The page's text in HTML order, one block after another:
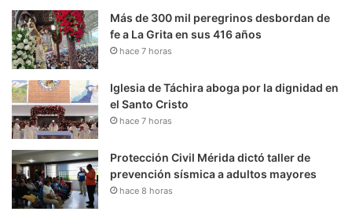
Más de 300 mil peregrinos desbordan de
fe a La Grita en sus 416 años
hace 7 horas
Iglesia de Táchira aboga por la dignidad en
el Santo Cristo
hace 7 horas
Protección Civil Mérida dictó taller de
prevención sísmica a adultos mayores
hace 8 horas